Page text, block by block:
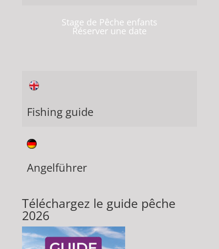
Stage de Pêche enfants
Réserver une date
Fishing guide
Angelführer
Téléchargez le guide pêche
2026